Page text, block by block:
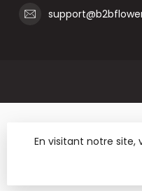
En visitant notre